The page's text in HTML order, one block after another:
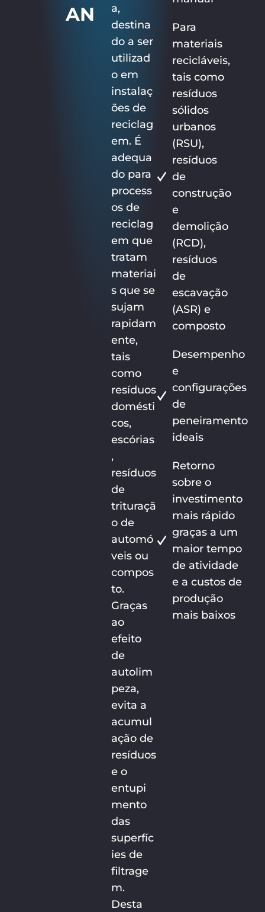
AN
a,
destina
do a ser
utilizad
o em
instalaç
ões de
reciclag
em. É
adequa
do para
process
os de
reciclag
em que
tratam
materiai
s que se
sujam
rapidam
ente,
tais
como
resíduos
domésti
cos,
escórias
,
resíduos
de
trituraçã
o de
automó
veis ou
compos
to.
Graças
ao
efeito
de
autolim
peza,
evita a
acumul
ação de
resíduos
e o
entupi
mento
das
superfíc
ies de
filtrage
m.
Desta
Para
materiais
recicláveis,
tais como
resíduos
sólidos
urbanos
(RSU),
resíduos
de
construção
e
demolição
(RCD),
resíduos
de
escavação
(ASR) e
composto
Desempenho
e
configurações
de
peneiramento
ideais
Retorno
sobre o
investimento
mais rápido
graças a um
maior tempo
de atividade
e a custos de
produção
mais baixos